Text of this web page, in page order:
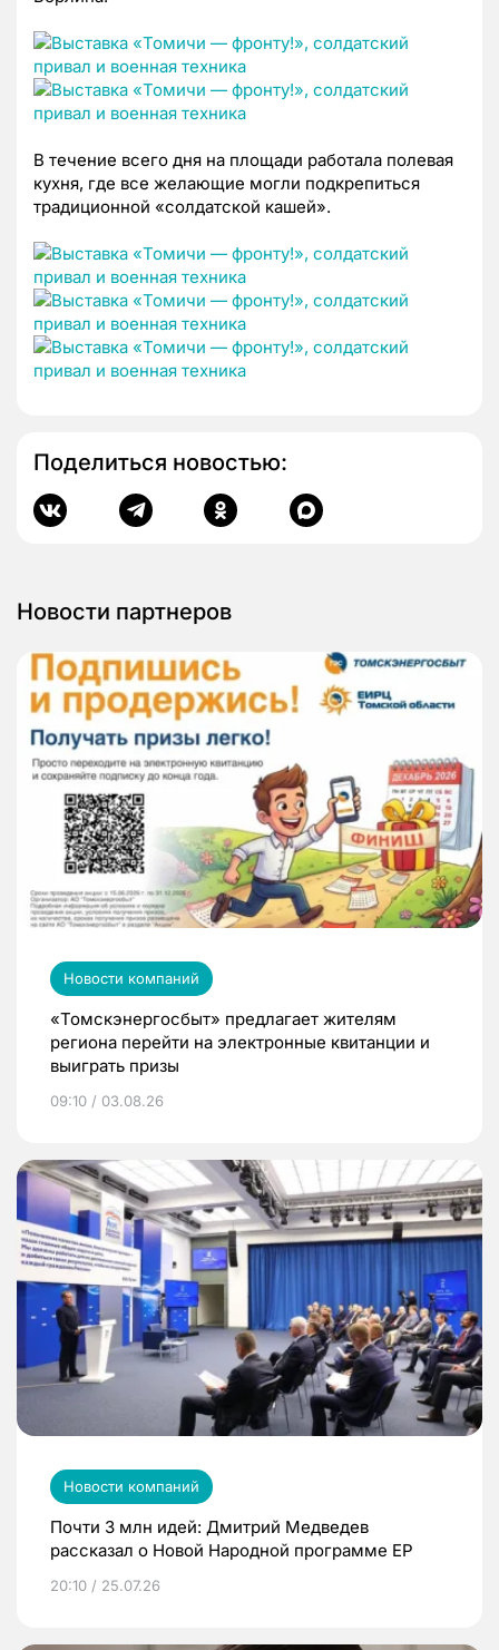
В течение всего дня на площади работала полевая
кухня, где все желающие могли подкрепиться
традиционной «солдатской кашей».
Поделиться новостью:
Новости партнеров
Новости компаний
«Томскэнергосбыт» предлагает жителям
региона перейти на электронные квитанции и
выиграть призы
09:10 / 03.08.26
Новости компаний
Почти 3 млн идей: Дмитрий Медведев
рассказал о Новой Народной программе ЕР
20:10 / 25.07.26